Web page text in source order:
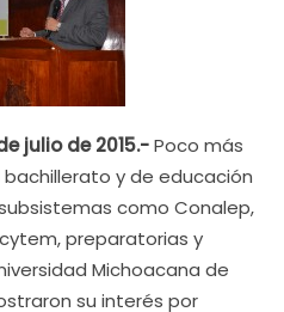
julio de 2015.-Poco más
y de educación
como Conalep,
preparatorias y
Michoacana de
su interés por